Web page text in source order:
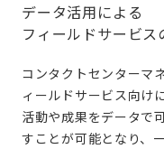
データ活用による
フィールドサービス
コンタクトセンターマ
ィールドサービス向け
活動や成果をデータで
すことが可能となり、